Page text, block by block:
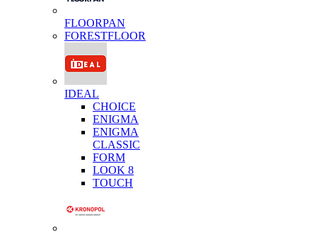
FLOORPAN
FORESTFLOOR
IDEAL
CHOICE
ENIGMA
ENIGMA
CLASSIC
FORM
LOOK 8
TOUCH